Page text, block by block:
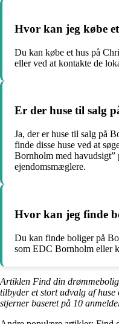
Hvor kan jeg købe
Du kan købe et hus på
eller ved at kontakte de
Er der huse til salg
Ja, der er huse til salg på
finde disse huse ved at
Bornholm med
ejendomsmæglere.
Hvor kan jeg finde
Du kan finde boliger på
som EDC Bornholm eller
Artiklen Find din
tilbyder et stort udvalg af
stjerner baseret på 10